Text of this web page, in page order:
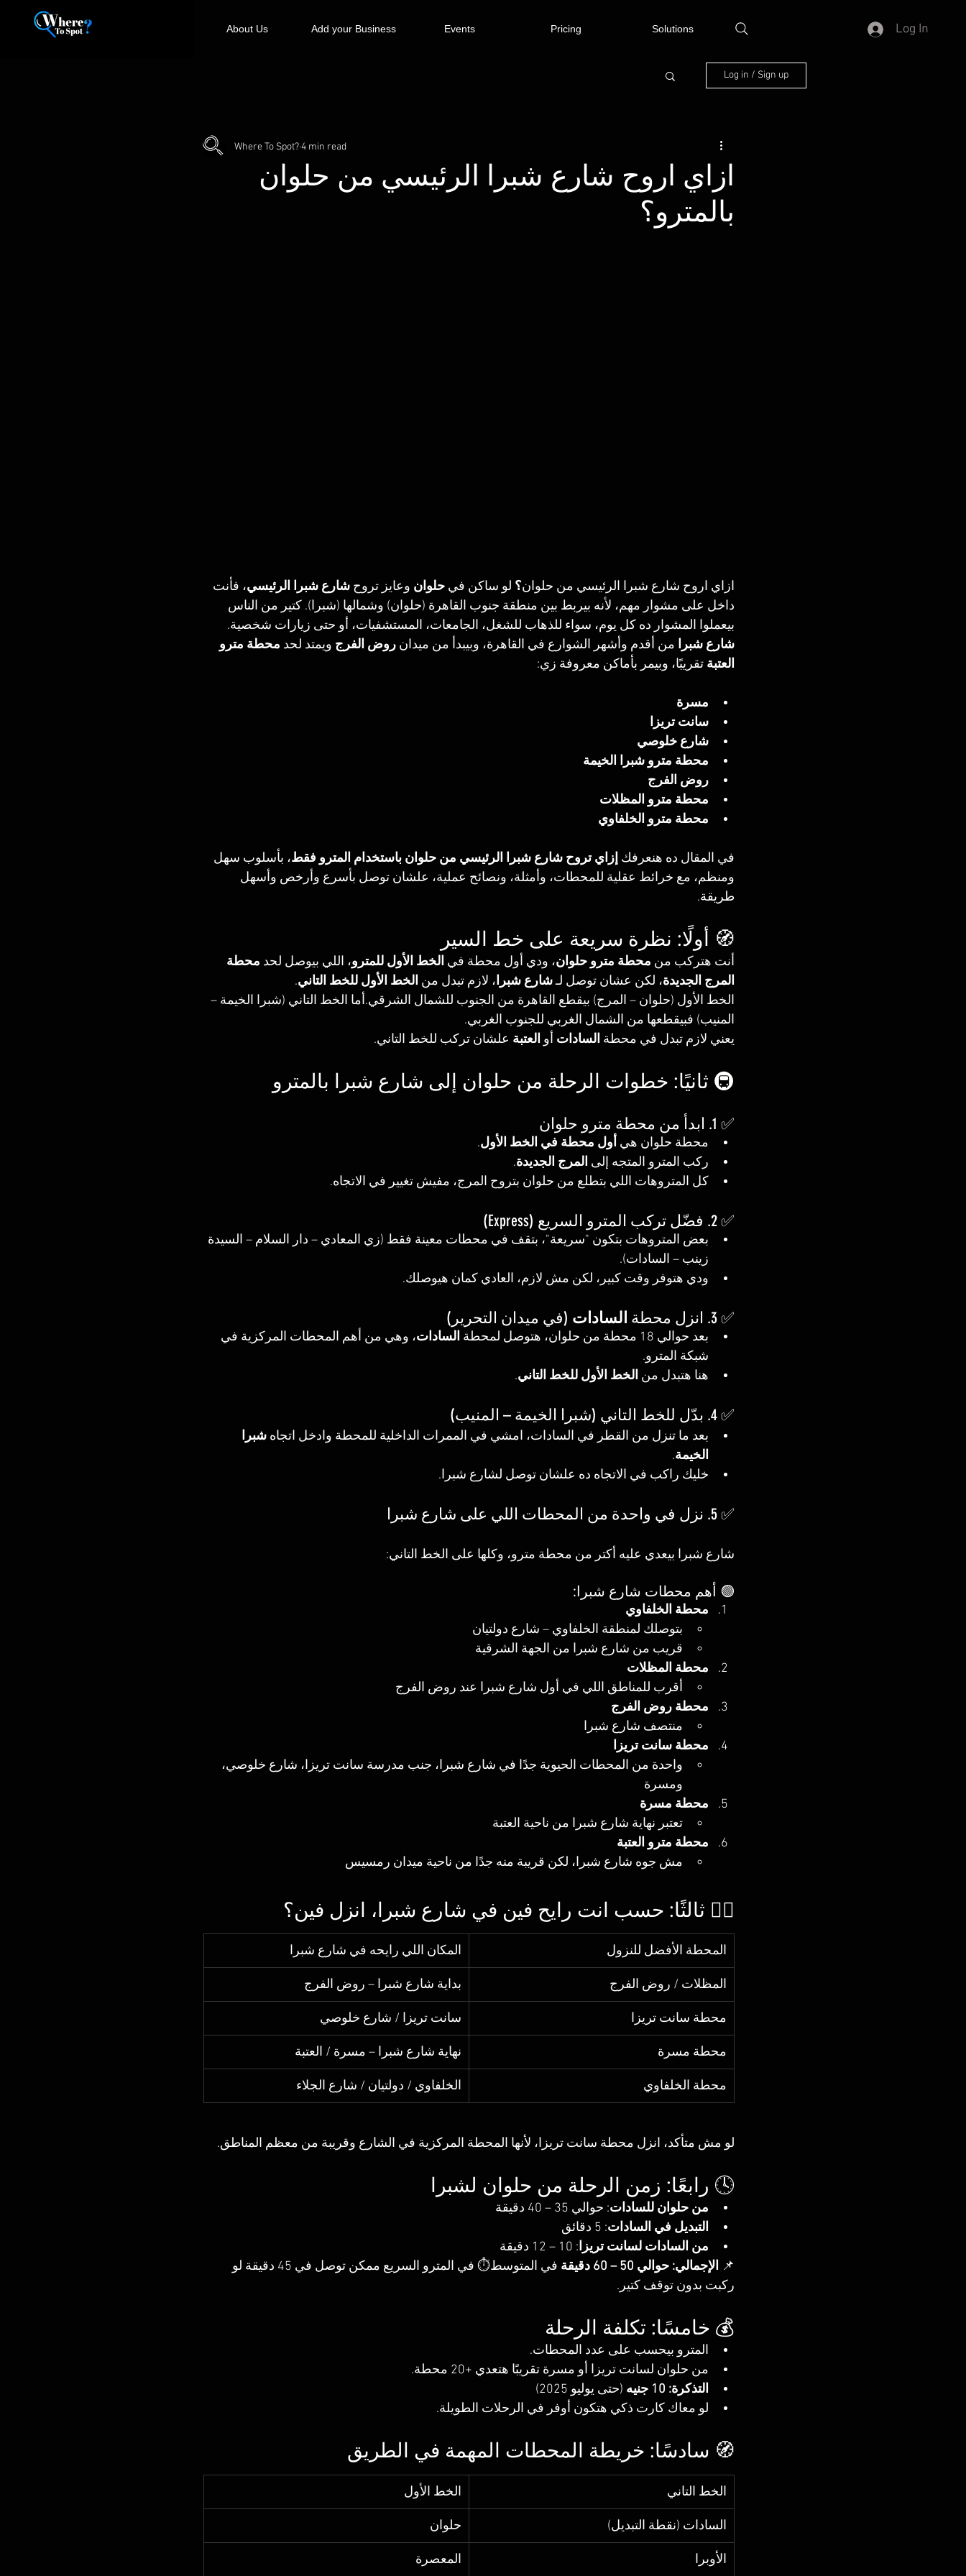
About Us Add your Business Events Pricing Solutions Log In
Log in / Sign up
ازاي اروح شارع شبرا الرئيسي من حلوان
بالمترو؟
Where To Spot?4 min read
ازاي اروح شارع شبرا الرئيسي من حلوان؟ لو ساكن في حلوان وعايز تروح شارع شبرا الرئيسي، فأنت
داخل على مشوار مهم، لأنه بيربط بين منطقة جنوب القاهرة (حلوان) وشمالها (شبرا). كتير من الناس
بيعملوا المشوار ده كل يوم، سواء للذهاب للشغل، الجامعات، المستشفيات، أو حتى زيارات شخصية.
شارع شبرا من أقدم وأشهر الشوارع في القاهرة، وبيبدأ من ميدان روض الفرج ويمتد لحد محطة مترو
العتبة تقريبًا، وبيمر بأماكن معروفة زي:
مسرة
سانت تريزا
شارع خلوصي
محطة مترو شبرا الخيمة
روض الفرج
محطة مترو المظلات
محطة مترو الخلفاوي
في المقال ده هنعرفك إزاي تروح شارع شبرا الرئيسي من حلوان باستخدام المترو فقط، بأسلوب سهل
ومنظم، مع خرائط عقلية للمحطات، وأمثلة، ونصائح عملية، علشان توصل بأسرع وأرخص وأسهل
طريقة.
🧭 أولًا: نظرة سريعة على خط السير
أنت هتركب من محطة مترو حلوان، ودي أول محطة في الخط الأول للمترو، اللي بيوصل لحد محطة
المرج الجديدة، لكن عشان توصل لـ شارع شبرا، لازم تبدل من الخط الأول للخط التاني.
الخط الأول (حلوان – المرج) بيقطع القاهرة من الجنوب للشمال الشرقي.أما الخط التاني (شبرا الخيمة –
المنيب) فبيقطعها من الشمال الغربي للجنوب الغربي.
يعني لازم تبدل في محطة السادات أو العتبة علشان تركب للخط التاني.
🚇 ثانيًا: خطوات الرحلة من حلوان إلى شارع شبرا بالمترو
✅ 1. ابدأ من محطة مترو حلوان
محطة حلوان هي أول محطة في الخط الأول.
ركب المترو المتجه إلى المرج الجديدة.
كل المتروهات اللي بتطلع من حلوان بتروح المرج، مفيش تغيير في الاتجاه.
✅ 2. فضّل تركب المترو السريع (Express)
بعض المتروهات بتكون "سريعة"، بتقف في محطات معينة فقط (زي المعادي – دار السلام – السيدة
زينب – السادات).
ودي هتوفر وقت كبير، لكن مش لازم، العادي كمان هيوصلك.
✅ 3. انزل محطة السادات (في ميدان التحرير)
بعد حوالي 18 محطة من حلوان، هتوصل لمحطة السادات، وهي من أهم المحطات المركزية في
شبكة المترو.
هنا هتبدل من الخط الأول للخط التاني.
✅ 4. بدّل للخط التاني (شبرا الخيمة – المنيب)
بعد ما تنزل من القطر في السادات، امشي في الممرات الداخلية للمحطة وادخل اتجاه شبرا
الخيمة.
خليك راكب في الاتجاه ده علشان توصل لشارع شبرا.
✅ 5. نزل في واحدة من المحطات اللي على شارع شبرا
شارع شبرا بيعدي عليه أكتر من محطة مترو، وكلها على الخط التاني:
🟢 أهم محطات شارع شبرا:
محطة الخلفاوي
بتوصلك لمنطقة الخلفاوي – شارع دولتيان
قريب من شارع شبرا من الجهة الشرقية
محطة المظلات
أقرب للمناطق اللي في أول شارع شبرا عند روض الفرج
محطة روض الفرج
منتصف شارع شبرا
محطة سانت تريزا
واحدة من المحطات الحيوية جدًا في شارع شبرا، جنب مدرسة سانت تريزا، شارع خلوصي،
ومسرة
محطة مسرة
تعتبر نهاية شارع شبرا من ناحية العتبة
محطة مترو العتبة
مش جوه شارع شبرا، لكن قريبة منه جدًا من ناحية ميدان رمسيس
🏃‍♂️ ثالثًا: حسب انت رايح فين في شارع شبرا، انزل فين؟
المكان اللي رايحه في شارع شبرا المحطة الأفضل للنزول
بداية شارع شبرا – روض الفرج المظلات / روض الفرج
سانت تريزا / شارع خلوصي محطة سانت تريزا
نهاية شارع شبرا – مسرة / العتبة محطة مسرة
الخلفاوي / دولتيان / شارع الجلاء محطة الخلفاوي
لو مش متأكد، انزل محطة سانت تريزا، لأنها المحطة المركزية في الشارع وقريبة من معظم المناطق.
🕓 رابعًا: زمن الرحلة من حلوان لشبرا
من حلوان للسادات: حوالي 35 – 40 دقيقة
التبديل في السادات: 5 دقائق
من السادات لسانت تريزا: 10 – 12 دقيقة
📌 الإجمالي: حوالي 50 – 60 دقيقة
في المتوسط⏱️ في المترو السريع ممكن توصل في 45 دقيقة لو
ركبت بدون توقف كتير.
💰 خامسًا: تكلفة الرحلة
المترو بيحسب على عدد المحطات.
من حلوان لسانت تريزا أو مسرة تقريبًا هتعدي +20 محطة.
التذكرة: 10 جنيه
(حتى يوليو 2025)
لو معاك كارت ذكي هتكون أوفر في الرحلات الطويلة.
🧭 سادسًا: خريطة المحطات المهمة في الطريق
الخط الأول الخط التاني
حلوان السادات (نقطة التبديل)
المعصرة الأوبرا